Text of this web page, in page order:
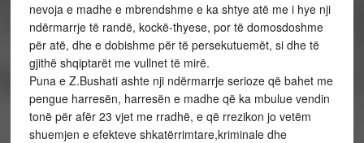
nevoja e madhe e mbrendshme e ka shtye atë me i hye nji
ndërmarrje të randë, kockë-thyese, por të domosdoshme
për atë, dhe e dobishme për të persekutuemët, si dhe të
gjithë shqiptarët me vullnet të mirë.
Puna e Z.Bushati ashte nji ndërmarrje serioze që bahet me
pengue harresën, harresën e madhe që ka mbulue vendin
tonë për afër 23 vjet me rradhë, e që rrezikon jo vetëm
shuemjen e efekteve shkatërrimtare,kriminale dhe